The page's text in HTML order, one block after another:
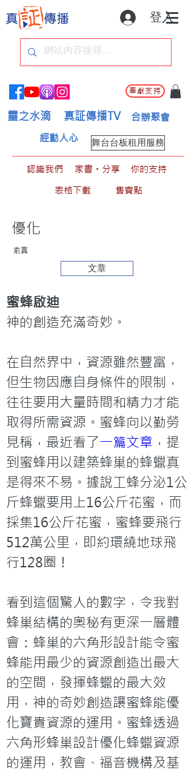
登入
奉獻支持
靈之水滴 真証傳播TV 合辦聚會
舞台台板租用服務
經動人心
認識我們 家書。分享
你的支持
表格下載
售賣點
優化
俞真
文章
蜜蜂啟迪
神的創造充滿奇妙。
在自然界中，資源雖然豐富，
但生物因應自身條件的限制，
往往要用大量時間和精力才能
取得所需資源。蜜蜂向以勤勞
見稱，最近看了一篇文章 ，提
到蜜蜂用以建築蜂巢的蜂蠟真
是得來不易。據說工蜂分泌1公
斤蜂蠟要用上16公斤花蜜，而
採集16公斤花蜜，蜜蜂要飛行
512萬公里，即約環繞地球飛
行128圈！
看到這個驚人的數字，令我對
蜂巢結構的奧秘有更深一層體
會：蜂巢的六角形設計能令蜜
蜂能用最少的資源創造出最大
的空間，發揮蜂蠟的最大效
用，神的奇妙創造讓蜜蜂能優
化寶貴資源的運用。蜜蜂透過
六角形蜂巢設計優化蜂蠟資源
的運用，教會、福音機構及基